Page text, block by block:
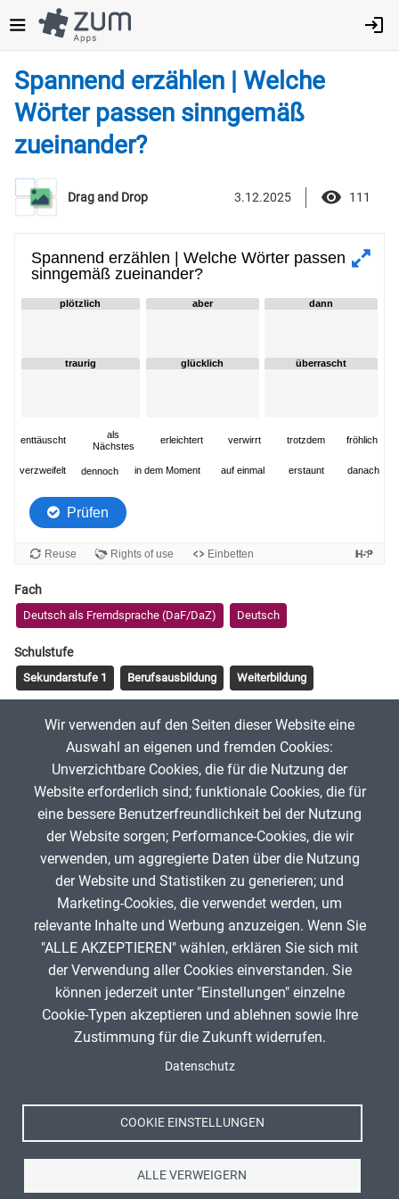
zum
Inhalt
Spannend erzählen | Welche
Wörter passen sinngemäß
zueinander?
Drag and Drop 3.12.2025 111
Fach
Deutsch als Fremdsprache (DaF/DaZ) Deutsch
Schulstufe
Sekundarstufe 1 Berufsausbildung Weiterbildung
B1 Wortschatz spannend erzählen
3. Dezember 2025
App melden
ANZEIGE
Spenden
Impressum
Wir verwenden auf den Seiten dieser Website eine
Auswahl an eigenen und fremden Cookies:
Unverzichtbare Cookies, die für die Nutzung der
Website erforderlich sind; funktionale Cookies, die für
eine bessere Benutzerfreundlichkeit bei der Nutzung
der Website sorgen; Performance-Cookies, die wir
verwenden, um aggregierte Daten über die Nutzung
der Website und Statistiken zu generieren; und
Marketing-Cookies, die verwendet werden, um
relevante Inhalte und Werbung anzuzeigen. Wenn Sie
"ALLE AKZEPTIEREN" wählen, erklären Sie sich mit
der Verwendung aller Cookies einverstanden. Sie
können jederzeit unter "Einstellungen" einzelne
Cookie-Typen akzeptieren und ablehnen sowie Ihre
Zustimmung für die Zukunft widerrufen.
Datenschutz
COOKIE EINSTELLUNGEN
ALLE VERWEIGERN